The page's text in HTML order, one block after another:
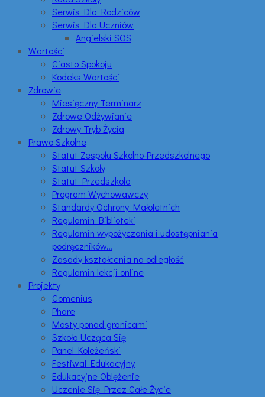
Serwis Dla Rodziców
Serwis Dla Uczniów
Angielski SOS
Wartości
Ciasto Spokoju
Kodeks Wartości
Zdrowie
Miesięczny Terminarz
Zdrowe Odżywianie
Zdrowy Tryb Życia
Prawo Szkolne
Statut Zespołu Szkolno-Przedszkolnego
Statut Szkoły
Statut Przedszkola
Program Wychowawczy
Standardy Ochrony Małoletnich
Regulamin Biblioteki
Regulamin wypożyczania i udostępniania
podręczników…
Zasady kształcenia na odległość
Regulamin lekcji online
Projekty
Comenius
Phare
Mosty ponad granicami
Szkoła Ucząca Się
Panel Koleżeński
Festiwal Edukacyjny
Edukacyjne Oblężenie
Uczenie Się Przez Całe Życie